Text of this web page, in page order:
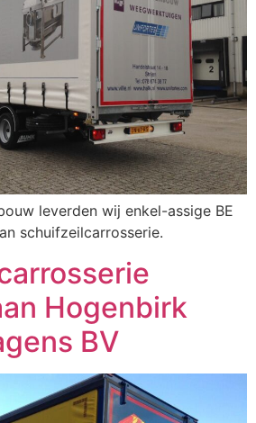
leverden wij enkel-assige BE
schuifzeilcarrosserie.
Hogenbirk
BV